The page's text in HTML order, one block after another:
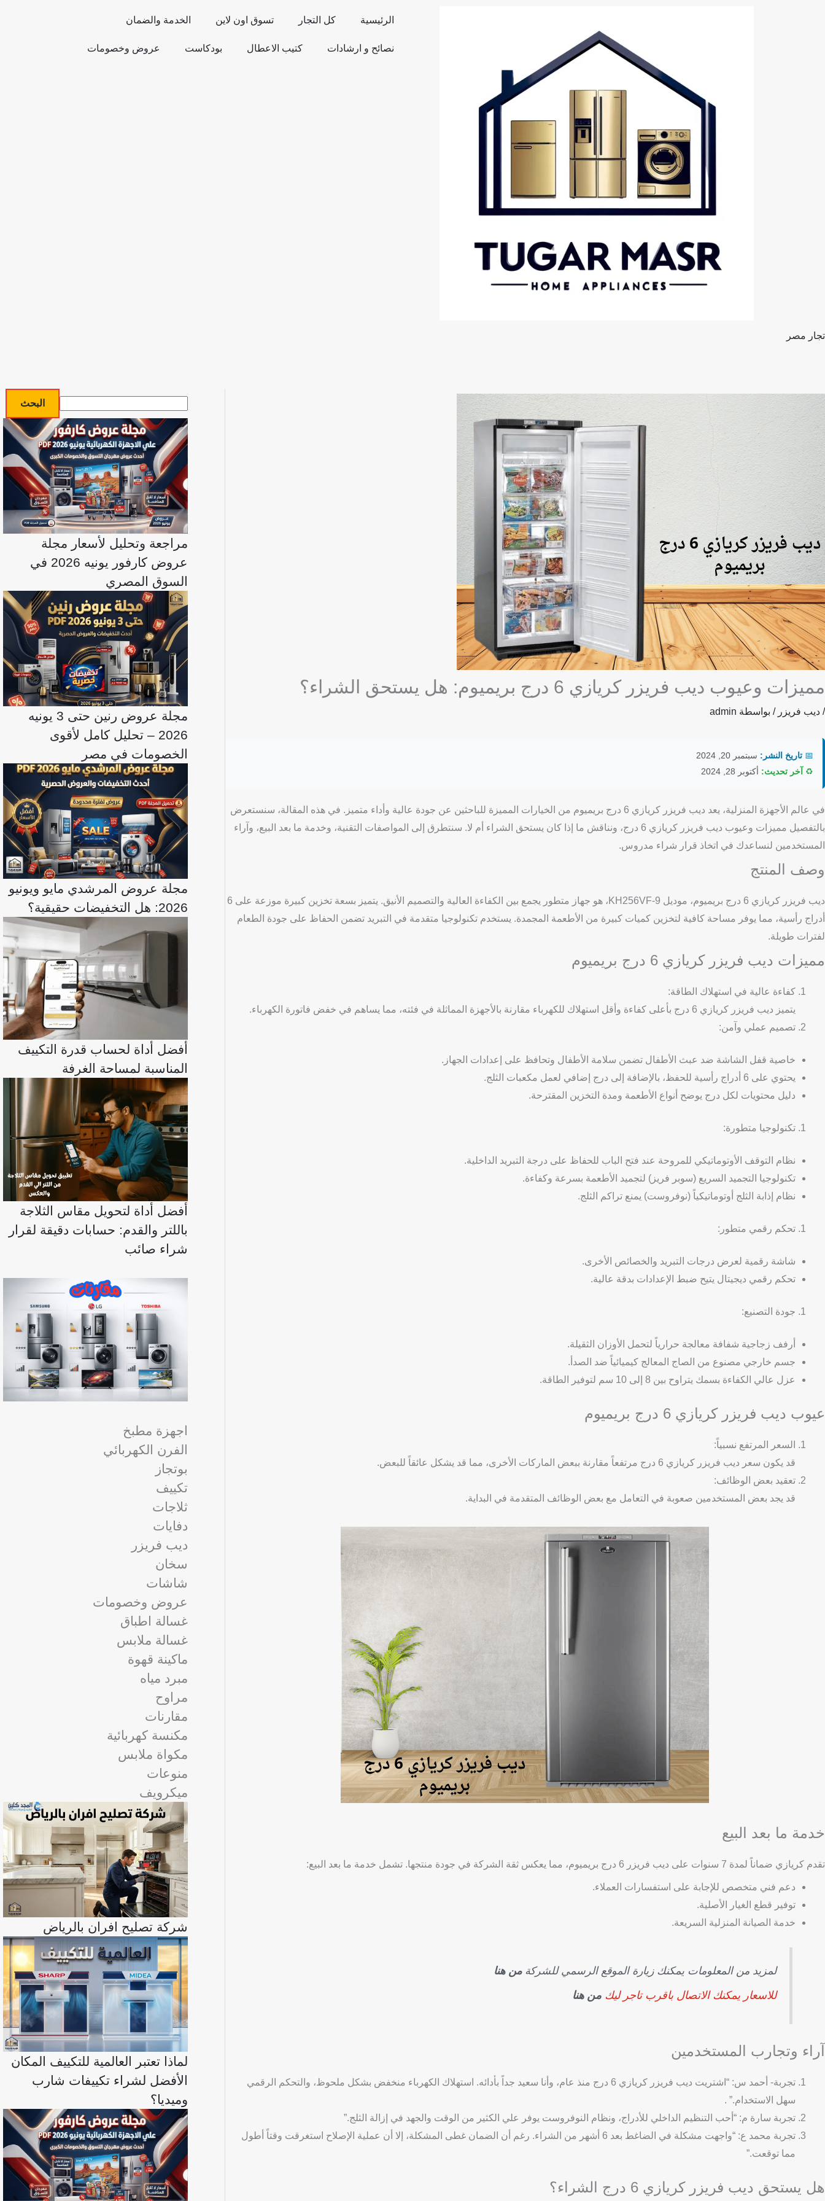
الرئيسية كل التجار تسوق اون لاين الخدمة والضمان
نصائح و ارشادات كتيب الاعطال بودكاست عروض وخصومات
تجار مصر
مميزات وعيوب ديب فريزر كريازي 6 درج بريميوم: هل يستحق الشراء؟
/ ديب فريزر / بواسطة admin
📅 تاريخ النشر: سبتمبر 20, 2024
♻️ آخر تحديث: أكتوبر 28, 2024
في عالم الأجهزة المنزلية، يعد ديب فريزر كريازي 6 درج بريميوم من الخيارات المميزة للباحثين عن جودة عالية وأداء متميز. في هذه المقالة، سنستعرض
بالتفصيل مميزات وعيوب ديب فريزر كريازي 6 درج، ونناقش ما إذا كان يستحق الشراء أم لا. سنتطرق إلى المواصفات التقنية، وخدمة ما بعد البيع، وآراء
المستخدمين لنساعدك في اتخاذ قرار شراء مدروس.
وصف المنتج
ديب فريزر كريازي 6 درج بريميوم، موديل KH256VF-9، هو جهاز متطور يجمع بين الكفاءة العالية والتصميم الأنيق. يتميز بسعة تخزين كبيرة موزعة على 6
أدراج رأسية، مما يوفر مساحة كافية لتخزين كميات كبيرة من الأطعمة المجمدة. يستخدم تكنولوجيا متقدمة في التبريد تضمن الحفاظ على جودة الطعام
لفترات طويلة.
مميزات ديب فريزر كريازي 6 درج بريميوم
كفاءة عالية في استهلاك الطاقة:
يتميز ديب فريزر كريازي 6 درج بأعلى كفاءة وأقل استهلاك للكهرباء مقارنة بالأجهزة المماثلة في فئته، مما يساهم في خفض فاتورة الكهرباء.
تصميم عملي وآمن:
خاصية قفل الشاشة ضد عبث الأطفال تضمن سلامة الأطفال وتحافظ على إعدادات الجهاز.
يحتوي على 6 أدراج رأسية للحفظ، بالإضافة إلى درج إضافي لعمل مكعبات الثلج.
دليل محتويات لكل درج يوضح أنواع الأطعمة ومدة التخزين المقترحة.
تكنولوجيا متطورة:
نظام التوقف الأوتوماتيكي للمروحة عند فتح الباب للحفاظ على درجة التبريد الداخلية.
تكنولوجيا التجميد السريع (سوبر فريز) لتجميد الأطعمة بسرعة وكفاءة.
نظام إذابة الثلج أوتوماتيكياً (نوفروست) يمنع تراكم الثلج.
تحكم رقمي متطور:
شاشة رقمية لعرض درجات التبريد والخصائص الأخرى.
تحكم رقمي ديجيتال يتيح ضبط الإعدادات بدقة عالية.
جودة التصنيع:
أرفف زجاجية شفافة معالجة حرارياً لتحمل الأوزان الثقيلة.
جسم خارجي مصنوع من الصاج المعالج كيميائياً ضد الصدأ.
عزل عالي الكفاءة بسمك يتراوح بين 8 إلى 10 سم لتوفير الطاقة.
عيوب ديب فريزر كريازي 6 درج بريميوم
السعر المرتفع نسبياً:
قد يكون سعر ديب فريزر كريازي 6 درج مرتفعاً مقارنة ببعض الماركات الأخرى، مما قد يشكل عائقاً للبعض.
تعقيد بعض الوظائف:
قد يجد بعض المستخدمين صعوبة في التعامل مع بعض الوظائف المتقدمة في البداية.
خدمة ما بعد البيع
تقدم كريازي ضماناً لمدة 7 سنوات على ديب فريزر 6 درج بريميوم، مما يعكس ثقة الشركة في جودة منتجها. تشمل خدمة ما بعد البيع:
دعم فني متخصص للإجابة على استفسارات العملاء.
توفير قطع الغيار الأصلية.
خدمة الصيانة المنزلية السريعة.
لمزيد من المعلومات يمكنك زيارة الموقع الرسمي للشركةمن هنا
للاسعار يمكنك الاتصال باقرب تاجر ليك من هنا
آراء وتجارب المستخدمين
تجربة- أحمد س: “اشتريت ديب فريزر كريازي 6 درج منذ عام، وأنا سعيد جداً بأدائه. استهلاك الكهرباء منخفض بشكل ملحوظ، والتحكم الرقمي
سهل الاستخدام.” .
تجربة سارة م: “أحب التنظيم الداخلي للأدراج، ونظام النوفروست يوفر علي الكثير من الوقت والجهد في إزالة الثلج.”
تجربة محمد ع: “واجهت مشكلة في الضاغط بعد 6 أشهر من الشراء. رغم أن الضمان غطى المشكلة، إلا أن عملية الإصلاح استغرقت وقتاً أطول
مما توقعت.”
هل يستحق ديب فريزر كريازي 6 درج الشراء؟
ا
ل
ب
ح
ث
البحث
مراجعة وتحليل لأسعار مجلة
عروض كارفور يونيه 2026 في
السوق المصري
مجلة عروض رنين حتى 3 يونيه
2026 – تحليل كامل لأقوى
الخصومات في مصر
مجلة عروض المرشدي مايو ويونيو
2026: هل التخفيضات حقيقية؟
أفضل أداة لحساب قدرة التكييف
المناسبة لمساحة الغرفة
أفضل أداة لتحويل مقاس الثلاجة
باللتر والقدم: حسابات دقيقة لقرار
شراء صائب
اجهزة مطبخ
الفرن الكهربائي
بوتجاز
تكييف
ثلاجات
دفايات
ديب فريزر
سخان
شاشات
عروض وخصومات
غسالة اطباق
غسالة ملابس
ماكينة قهوة
مبرد مياه
مراوح
مقارنات
مكنسة كهربائية
مكواة ملابس
منوعات
ميكرويف
شركة تصليح افران بالرياض
لماذا تعتبر العالمية للتكييف المكان
الأفضل لشراء تكييفات شارب
وميديا؟